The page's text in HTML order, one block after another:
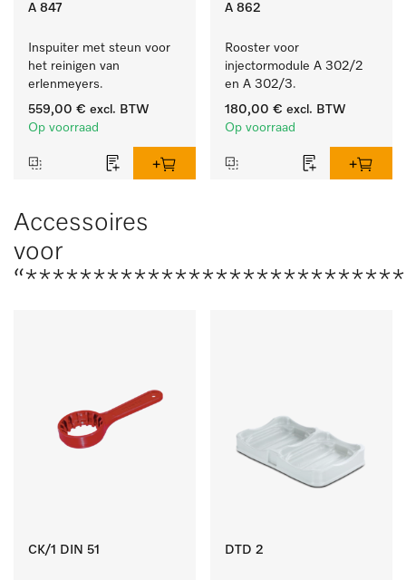
A 847
Inspuiter met steun voor
het reinigen van
erlenmeyers.
559,00 € excl. BTW
Op voorraad
A 862
Rooster voor
injectormodule A 302/2
en A 302/3.
180,00 € excl. BTW
Op voorraad
Accessoires
voor
CK/1 DIN 51 DTD 2